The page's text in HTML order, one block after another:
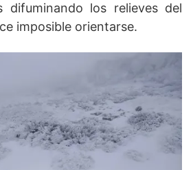
difuminando los relieves del
imposible orientarse.